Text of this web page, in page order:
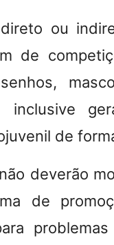
ou
de
inclusive
de
deverão
de